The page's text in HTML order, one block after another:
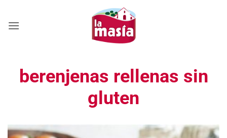
contenido
berenjenas rellenas sin
gluten